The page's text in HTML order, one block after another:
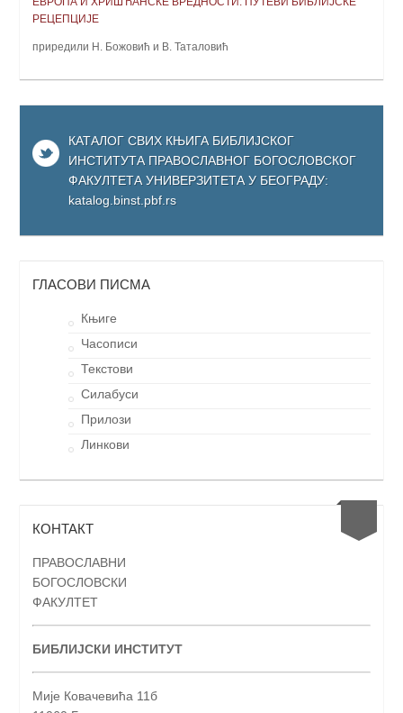
РЕЦЕПЦИЈЕ
приредили Н. Божовић и В. Таталовић
КАТАЛОГ СВИХ КЊИГА БИБЛИЈСКОГ
ИНСТИТУТА ПРАВОСЛАВНОГ БОГОСЛОВСКОГ
ФАКУЛТЕТА УНИВЕРЗИТЕТА У БЕОГРАДУ:
katalog.binst.pbf.rs
ГЛАСОВИ ПИСМА
Књиге
Часописи
Текстови
Силабуси
Прилози
Линкови
КОНТАКТ
ПРАВОСЛАВНИ
БОГОСЛОВСКИ
ФАКУЛТЕТ
БИБЛИЈСКИ ИНСТИТУТ
Мије Ковачевића 11б